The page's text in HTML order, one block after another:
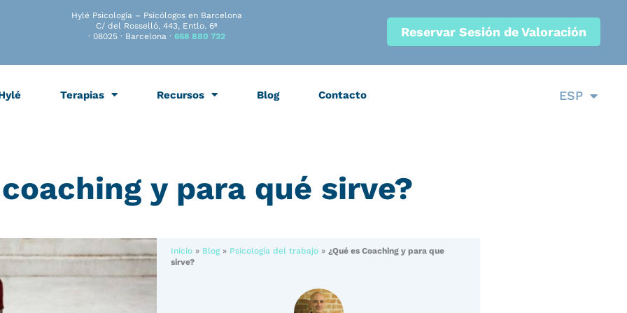
Hylé Psicología – Psicólogos en Barcelona
C/ del Rosselló, 443, Entlo. 6ª
· 08025 · Barcelona · 668 880 732 Reservar Sesión de Valoración
Terapias Recursos Blog Contacto ESP
ENG
y para qué sirve?
Inicio » Blog» Psicología del trabajo » ¿Qué es Coaching y para que
sirve?